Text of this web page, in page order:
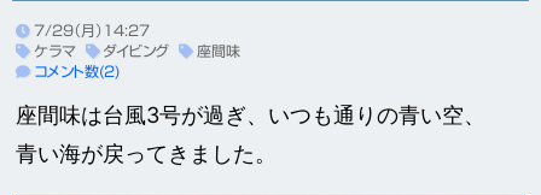
7/29（月）14:27
ケラマ
ダイビング
座間味
コメント数(2)
座間味は台風3号が過ぎ、いつも通りの青い空、
青い海が戻ってきました。